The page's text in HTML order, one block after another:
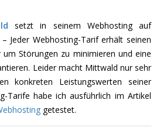
setzt in seinem Webhosting auf
– Jeder Webhosting-Tarif erhält seinen
um Störungen zu minimieren und eine
Leider macht Mittwald nur sehr
konkreten Leistungswerten seiner
Tarife habe ich ausführlich im Artikel
getestet.